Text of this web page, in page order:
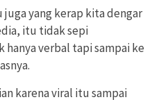
juga yang kerap kita dengar
itu tidak sepi
verbal tapi sampai ke
karena viral itu sampai